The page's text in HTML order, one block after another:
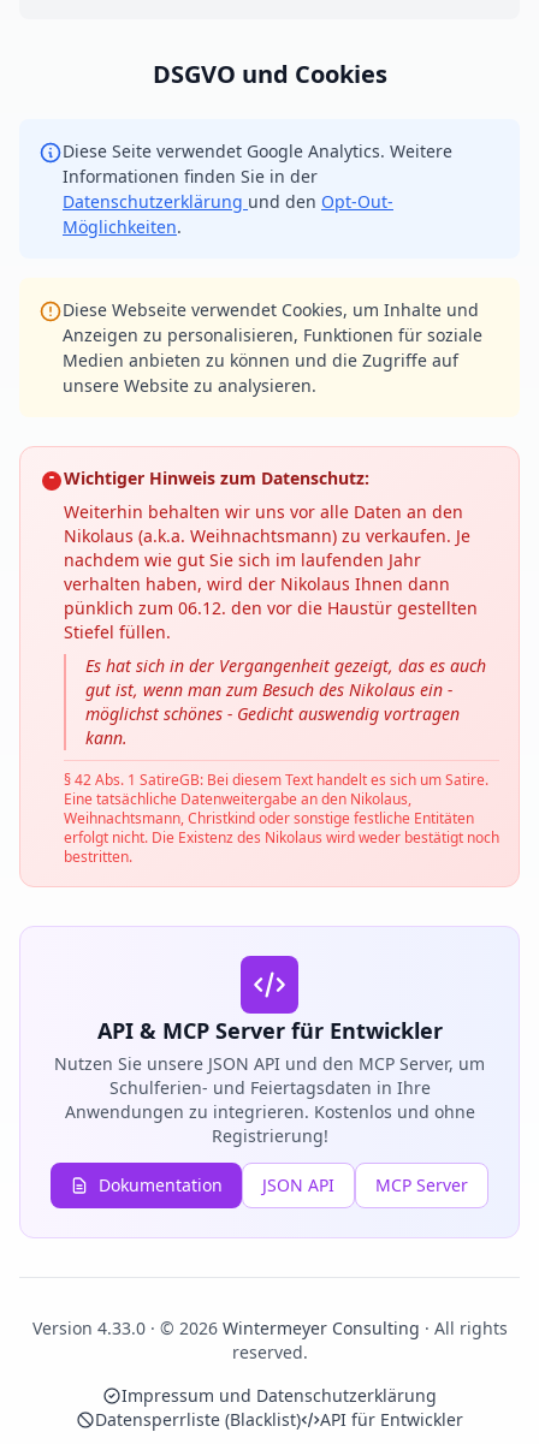
DSGVO und Cookies
Diese Seite verwendet Google Analytics. Weitere
Informationen finden Sie in der
Datenschutzerklärung und den Opt-Out-
Möglichkeiten.
Diese Webseite verwendet Cookies, um Inhalte und
Anzeigen zu personalisieren, Funktionen für soziale
Medien anbieten zu können und die Zugriffe auf
unsere Website zu analysieren.
Wichtiger Hinweis zum Datenschutz:
Weiterhin behalten wir uns vor alle Daten an den
Nikolaus (a.k.a. Weihnachtsmann) zu verkaufen. Je
nachdem wie gut Sie sich im laufenden Jahr
verhalten haben, wird der Nikolaus Ihnen dann
pünklich zum 06.12. den vor die Haustür gestellten
Stiefel füllen.
Es hat sich in der Vergangenheit gezeigt, das es auch
gut ist, wenn man zum Besuch des Nikolaus ein -
möglichst schönes - Gedicht auswendig vortragen
kann.
§ 42 Abs. 1 SatireGB: Bei diesem Text handelt es sich um Satire.
Eine tatsächliche Datenweitergabe an den Nikolaus,
Weihnachtsmann, Christkind oder sonstige festliche Entitäten
erfolgt nicht. Die Existenz des Nikolaus wird weder bestätigt noch
bestritten.
API & MCP Server für Entwickler
Nutzen Sie unsere JSON API und den MCP Server, um
Schulferien- und Feiertagsdaten in Ihre
Anwendungen zu integrieren. Kostenlos und ohne
Registrierung!
Dokumentation JSON API MCP Server
Version 4.33.0 · © 2026 Wintermeyer Consulting · All rights
reserved.
Impressum und Datenschutzerklärung
Datensperrliste (Blacklist)
API für Entwickler